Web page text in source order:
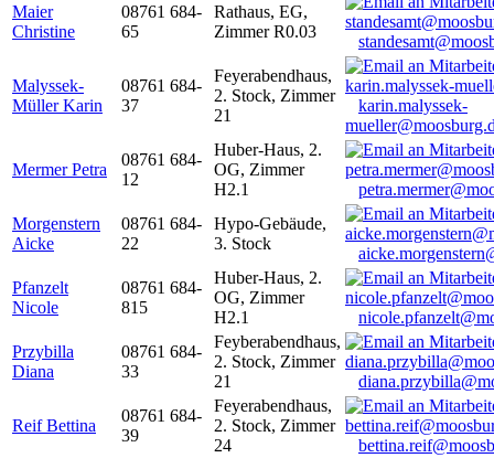
Maier
Christine
08761 684-
65
Rathaus, EG,
Zimmer R0.03
Malyssek-
Müller Karin
08761 684-
37
Feyerabendhaus,
2. Stock, Zimmer
21
karin.malyssek-
Mermer Petra
08761 684-
12
Huber-Haus, 2.
OG, Zimmer
H2.1
Morgenstern
Aicke
08761 684-
22
Hypo-Gebäude,
3. Stock
Pfanzelt
Nicole
08761 684-
815
Huber-Haus, 2.
OG, Zimmer
H2.1
Przybilla
Diana
08761 684-
33
Feyberabendhaus,
2. Stock, Zimmer
21
Reif Bettina
08761 684-
39
Feyerabendhaus,
2. Stock, Zimmer
24